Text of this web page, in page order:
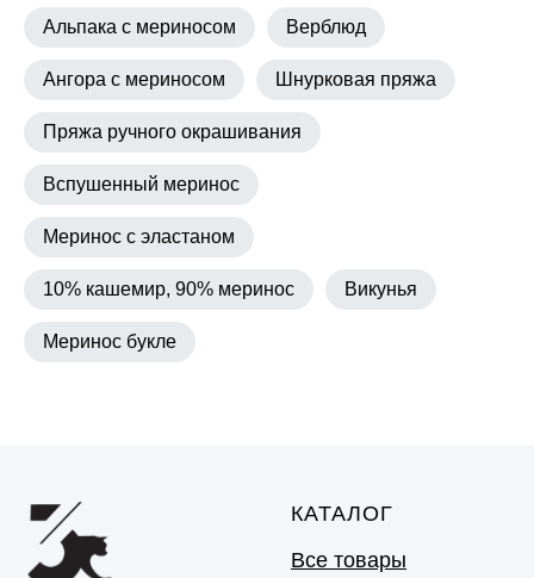
Альпака с мериносом Верблюд
Ангора с мериносом Шнурковая пряжа
Пряжа ручного окрашивания
Вспушенный меринос
Меринос с эластаном
10% кашемир, 90% меринос Викунья
Меринос букле
КАТАЛОГ
Все товары